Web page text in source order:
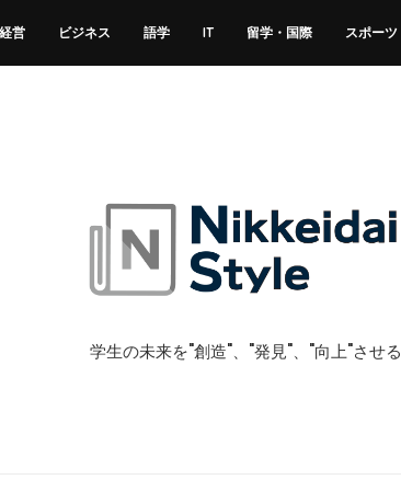
営 ビジネス 語学 IT 留学・国際 スポーツ
学生の未来を"創造"、"発見"、"向上"させる